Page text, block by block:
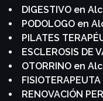
DIGESTIVO en
PODOLOGO en
PILATES
ESCLEROSIS DE
OTORRINO en
RENOVACIÓN